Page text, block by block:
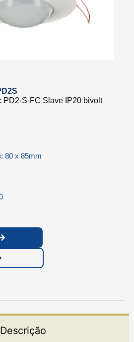
PD2-S-FC Slave IP20 bivolt
80 x 85mm
Descrição